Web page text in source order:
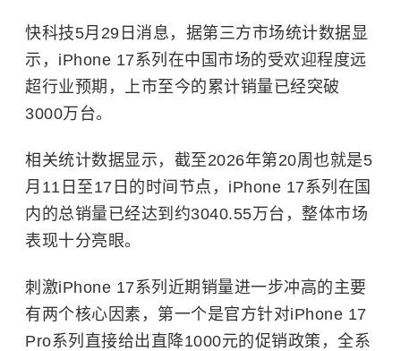
快科技5月29日消息，据第三方市场统计数据显
示，iPhone 17系列在中国市场的受欢迎程度远
超行业预期，上市至今的累计销量已经突破
3000万台。
相关统计数据显示，截至2026年第20周也就是5
月11日至17日的时间节点，iPhone 17系列在国
内的总销量已经达到约3040.55万台，整体市场
表现十分亮眼。
刺激iPhone 17系列近期销量进一步冲高的主要
有两个核心因素，第一个是官方针对iPhone 17
Pro系列直接给出直降1000元的促销政策，全系